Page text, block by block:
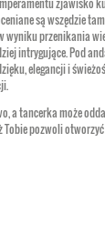
są wszędzie
wyniku przenikania
intrygujące. Pod
elegancji i
a tancerka może
pozwoli